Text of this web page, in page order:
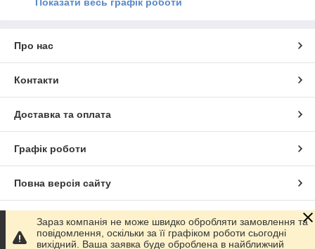
Про нас
Контакти
Доставка та оплата
Графік роботи
Повна версія сайту
Сайт створено на маркетплейсі Prom.ua
Зараз компанія не може швидко обробляти замовлення та
повідомлення, оскільки за її графіком роботи сьогодні
вихідний. Ваша заявка буде оброблена в найближчий